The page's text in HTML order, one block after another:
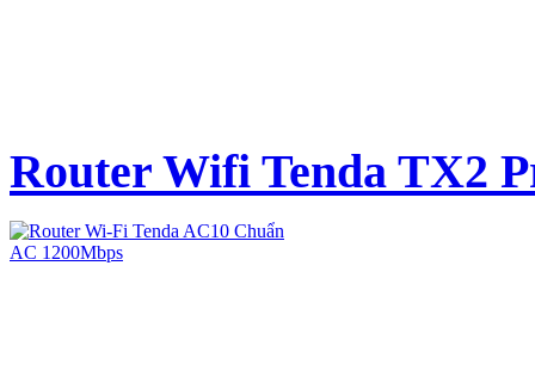
Router Wifi Tenda TX2